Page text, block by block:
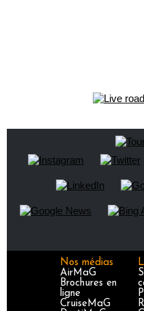
Nos médias
AirMaG
Brochures en
ligne
CruiseMaG